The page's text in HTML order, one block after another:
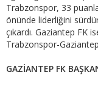
Trabzonspor, 33
önünde liderliğini
çıkardı. Gaziantep FK
Trabzonspor-
GAZİANTEP FK